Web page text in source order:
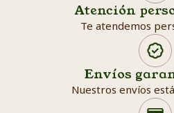
Atención
Te atendemos
Envíos
Nuestros envíos